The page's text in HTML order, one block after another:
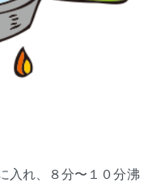
入れ、８分〜１０分沸